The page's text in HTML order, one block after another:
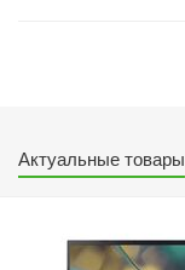
Актуальные товары